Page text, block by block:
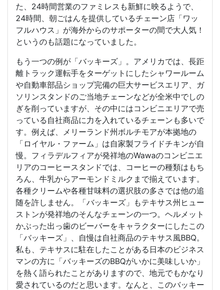
た、24時間営業のファミレスも新鮮に映るようで、
24時間、朝ごはんを提供しているチェーン店「ワッ
フルハウス」が海外からのサポーターの間で大人気！
というのも話題になっていました。
もう一つの例が「バッキーズ」。アメリカでは、長距
離トラック運転手をターゲットにしたシャワールーム
や自動車部品ショップ完備の巨大サービスエリア、ガ
ソリンスタンドのご当地チェーンなどが全米中でしの
ぎを削っていますが、その中にはコンビニエリアで売
っている自社商品に力を入れているチェーンも多いで
す。例えば、メリーランド州ボルチモアが本拠地の
「ロイヤル・ファーム」は自家製フライドチキンが自
慢。フィラデルフィアが発祥地のWawaのコンビニエ
リアのコーヒースタンドでは、コーヒーの種類はもち
ろん、牛乳からアーモンドミルクまで揃えています。
各種クリームや各種甘味料の選択肢の多さでは他の追
随を許しません。「バッキーズ」もテキサス州ヒュー
ストンが発祥地のそんなチェーンの一つ。ヘルメット
かぶった出っ歯のビーバーをキャラクターにしたこの
「バッキーズ」、自慢は自社商品のテキサス風BBQ。
私も、テキサスに駐在したことがある日本のビジネス
マンの方に「バッキーズのBBQがいかに美味しいか」
を熱く語られたことがありますので、地元でもかなり
愛されているのだと思います。なんと、このバッキー